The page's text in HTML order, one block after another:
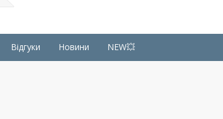
Відгуки Новини NEW💥